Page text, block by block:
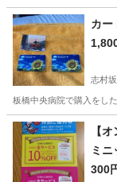
東京 大田区 武
カー
志村
板橋中央病院で購入をし
東京 板橋区 志
【
ミ
300